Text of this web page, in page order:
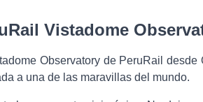
Vistadome
Observatory de PeruRail
a una de las maravillas del mundo.